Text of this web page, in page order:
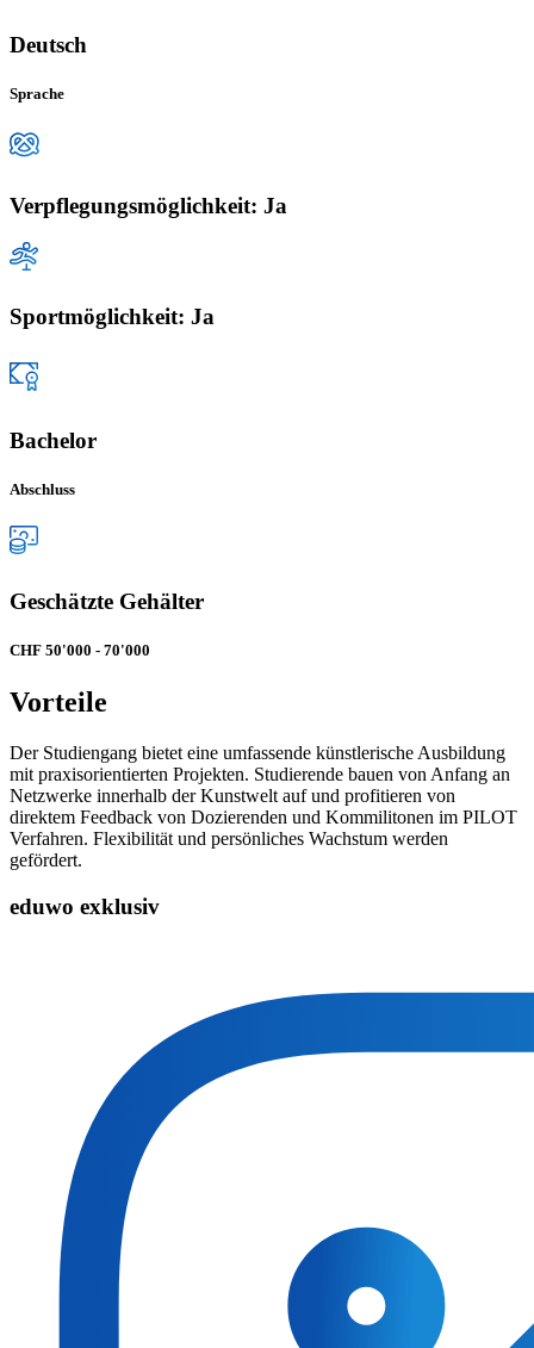
Deutsch
Sprache
Verpflegungsmöglichkeit: Ja
Sportmöglichkeit: Ja
Bachelor
Abschluss
Geschätzte Gehälter
CHF 50'000 - 70'000
Vorteile
Der Studiengang bietet eine umfassende künstlerische Ausbildung
mit praxisorientierten Projekten. Studierende bauen von Anfang an
Netzwerke innerhalb der Kunstwelt auf und profitieren von
direktem Feedback von Dozierenden und Kommilitonen im PILOT
Verfahren. Flexibilität und persönliches Wachstum werden
gefördert.
eduwo exklusiv